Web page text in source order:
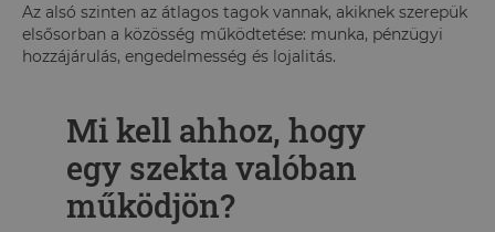
Az alsó szinten az átlagos tagok vannak, akiknek szerepük
elsősorban a közösség működtetése: munka, pénzügyi
hozzájárulás, engedelmesség és lojalitás.
Mi kell ahhoz, hogy
egy szekta valóban
működjön?